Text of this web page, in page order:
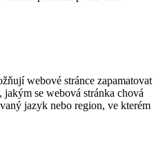
webové stránce zapamatovat
se webová stránka chová
jazyk nebo region, ve kterém